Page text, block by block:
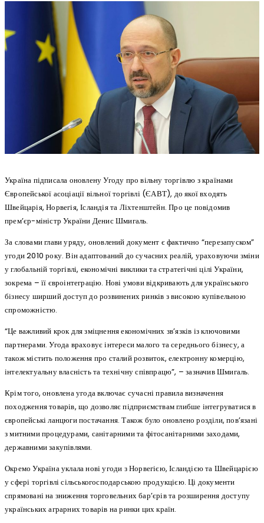
Україна підписала оновлену Угоду про вільну торгівлю з країнами
Європейської асоціації вільної торгівлі (ЄАВТ), до якої входять
Швейцарія, Норвегія, Ісландія та Ліхтенштейн. Про це повідомив
прем’єр-міністр України Денис Шмигаль.
За словами глави уряду, оновлений документ є фактично “перезапуском”
угоди 2010 року. Він адаптований до сучасних реалій, ураховуючи зміни
у глобальній торгівлі, економічні виклики та стратегічні цілі України,
зокрема – її євроінтеграцію. Нові умови відкривають для українського
бізнесу ширший доступ до розвинених ринків з високою купівельною
спроможністю.
“Це важливий крок для зміцнення економічних зв’язків із ключовими
партнерами. Угода враховує інтереси малого та середнього бізнесу, а
також містить положення про сталий розвиток, електронну комерцію,
інтелектуальну власність та технічну співпрацю”, – зазначив Шмигаль.
Крім того, оновлена угода включає сучасні правила визначення
походження товарів, що дозволяє підприємствам глибше інтегруватися в
європейські ланцюги постачання. Також було оновлено розділи, пов’язані
з митними процедурами, санітарними та фітосанітарними заходами,
державними закупівлями.
Окремо Україна уклала нові угоди з Норвегією, Ісландією та Швейцарією
у сфері торгівлі сільськогосподарською продукцією. Ці документи
спрямовані на зниження торговельних бар’єрів та розширення доступу
українських аграрних товарів на ринки цих країн.